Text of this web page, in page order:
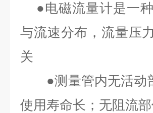
●电磁流量计是一
与流速分布，流量压
关
●测量管内无活动
使用寿命长；无阻流